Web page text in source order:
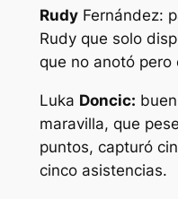
RudyFernández:
Rudy que solo
que no anotó pero
Luka Doncic:
maravilla, que
puntos, capturó
cinco asistencias.